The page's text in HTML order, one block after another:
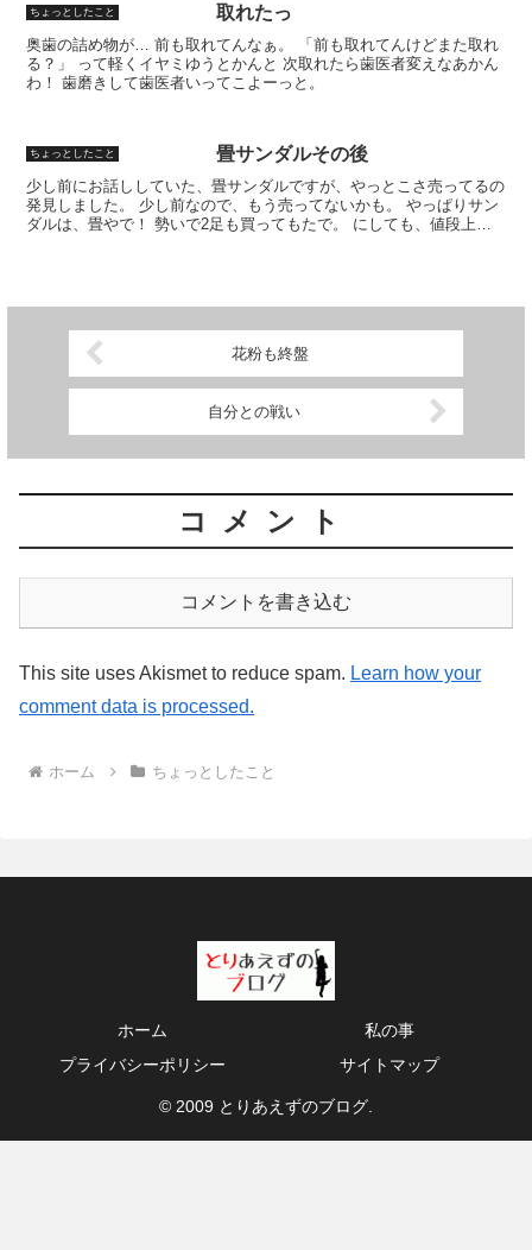
ちょっとしたこと 取れたっ
奥歯の詰め物が… 前も取れてんなぁ。 「前も取れてんけどまた取れ
る？」 って軽くイヤミゆうとかんと 次取れたら歯医者変えなあかん
わ！ 歯磨きして歯医者いってこよーっと。
ちょっとしたこと 畳サンダルその後
少し前にお話ししていた、畳サンダルですが、やっとこさ売ってるの
発見しました。 少し前なので、もう売ってないかも。 やっぱりサン
ダルは、畳やで！ 勢いで2足も買ってもたで。 にしても、値段上が
花粉も終盤
自分との戦い
コメント
コメントを書き込む
This site uses Akismet to reduce spam. Learn how your
comment data is processed.
ホーム ちょっとしたこと
ホーム
私の事
プライバシーポリシー
サイトマップ
© 2009 とりあえずのブログ.